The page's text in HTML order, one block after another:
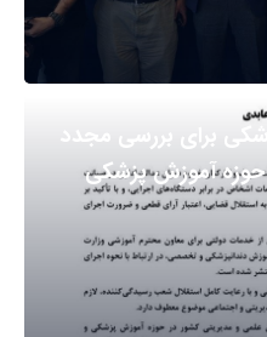
برای بررسی مجدد
حوزه آموزش پزشکی